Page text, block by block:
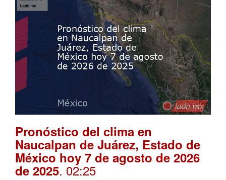
Pronóstico del clima en
Naucalpan de Juárez, Estado de
México hoy 7 de agosto de 2026
de 2025. 02:25